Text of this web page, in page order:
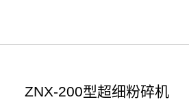
ZNX-200型超细粉碎机